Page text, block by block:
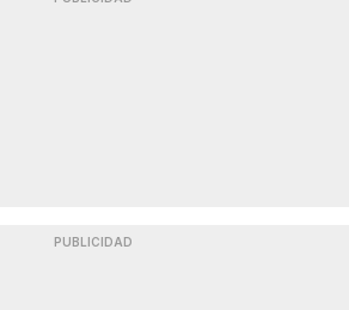
PUBLICIDAD